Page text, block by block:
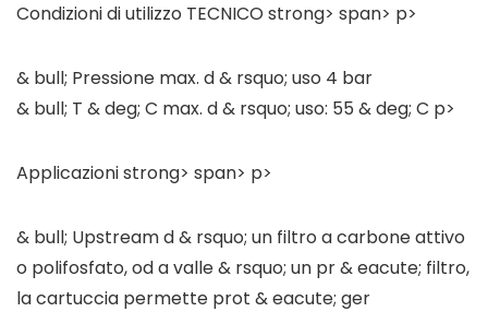
Condizioni di utilizzo TECNICO strong> span> p>
& bull; Pressione max. d & rsquo; uso 4 bar
& bull; T & deg; C max. d & rsquo; uso: 55 & deg; C p>
Applicazioni strong> span> p>
& bull; Upstream d & rsquo; un filtro a carbone attivo
o polifosfato, od a valle & rsquo; un pr & eacute; filtro,
la cartuccia permette prot & eacute; ger